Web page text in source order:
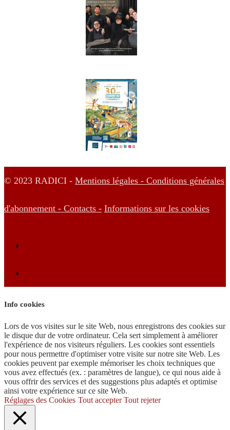
© 2023 RADICI - Mentions légales - Conditions générales
d'abonnement - Contacts - Informations sur les cookies
Info cookies
Lors de vos visites sur le site Web, nous enregistrons des cookies sur
le disque dur de votre ordinateur. Cela sert simplement à améliorer
l'expérience de nos visiteurs réguliers. Les cookies sont essentiels
pour nous permettre d'optimiser votre visite sur notre site Web. Les
cookies peuvent par exemple mémoriser les choix techniques que
vous avez effectués (ex. : paramètres de langue), ce qui nous aide à
vous offrir des services et des suggestions plus adaptés et optimise
ainsi votre expérience sur ce site Web.
Réglages des Cookies Tout accepter Tout rejeter